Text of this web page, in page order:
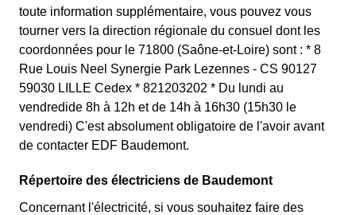
toute information supplémentaire, vous pouvez vous
tourner vers la direction régionale du consuel dont les
coordonnées pour le 71800 (Saône-et-Loire) sont : * 8
Rue Louis Neel Synergie Park Lezennes - CS 90127
59030 LILLE Cedex * 821203202 * Du lundi au
vendredide 8h à 12h et de 14h à 16h30 (15h30 le
vendredi) C'est absolument obligatoire de l'avoir avant
de contacter EDF Baudemont.
Répertoire des électriciens de Baudemont
Concernant l'électricité, si vous souhaitez faire des